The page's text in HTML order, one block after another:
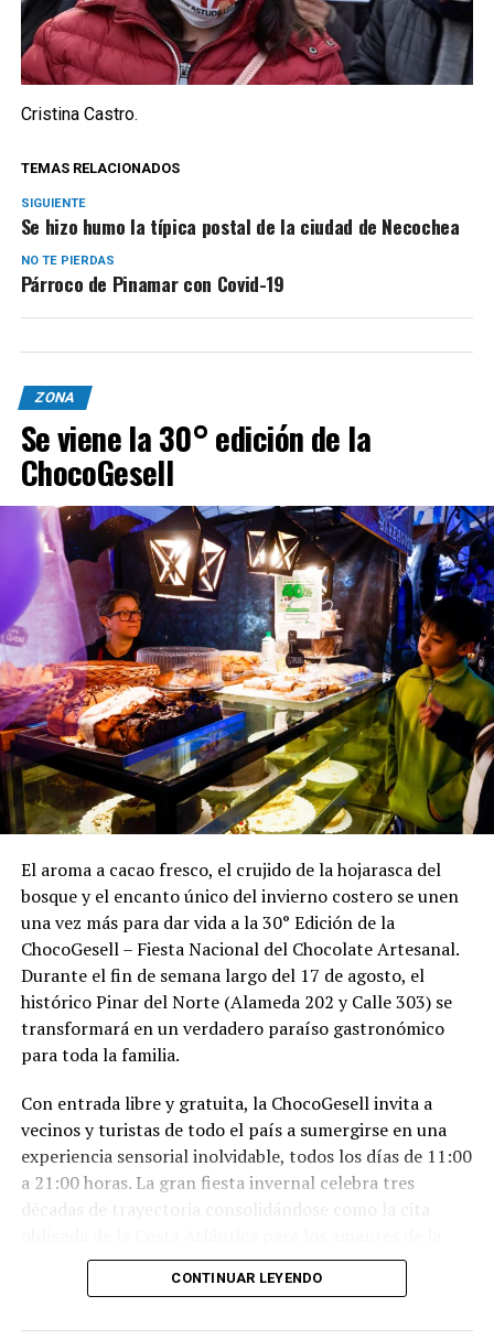
Cristina Castro.
TEMAS RELACIONADOS
SIGUIENTE
Se hizo humo la típica postal de la ciudad de Necochea
NO TE PIERDAS
Párroco de Pinamar con Covid-19
ZONA
Se viene la 30° edición de la
ChocoGesell
El aroma a cacao fresco, el crujido de la hojarasca del
bosque y el encanto único del invierno costero se unen
una vez más para dar vida a la 30° Edición de la
ChocoGesell – Fiesta Nacional del Chocolate Artesanal.
Durante el fin de semana largo del 17 de agosto, el
histórico Pinar del Norte (Alameda 202 y Calle 303) se
transformará en un verdadero paraíso gastronómico
para toda la familia.
Con entrada libre y gratuita, la ChocoGesell invita a
vecinos y turistas de todo el país a sumergirse en una
experiencia sensorial inolvidable, todos los días de 11:00
a 21:00 horas. La gran fiesta invernal celebra tres
décadas de trayectoria consolidándose como la cita
buena repostería, el paisaje natural y la tradición
geselina.
CONTINUAR LEYENDO